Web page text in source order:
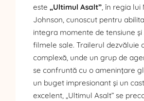
este „Ultimul Asalt”, în regia lui
Johnson, cunoscut pentru
integra momente de tensiune și
filmele sale. Trailerul dezvăluie
complexă, unde un grup de
se confruntă cu o amenințare
un buget impresionant și un
excelent, „Ultimul Asalt” se